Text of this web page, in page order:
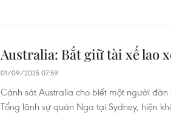
Australia: Bắt giữ tài xế lao
01/09/2025 07:59
Cảnh sát Australia cho biết một người
Tổng lãnh sự quán Nga tại Sydney, hiện